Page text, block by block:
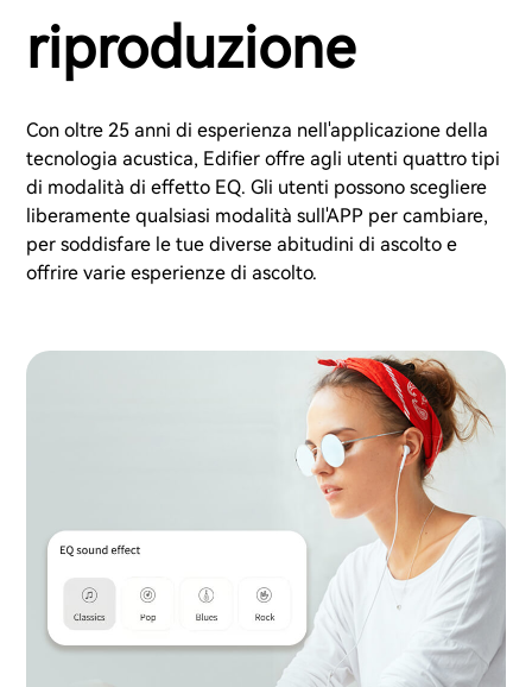
riproduzione
Con oltre 25 anni di esperienza nell'applicazione della
tecnologia acustica, Edifier offre agli utenti quattro tipi
di modalità di effetto EQ. Gli utenti possono scegliere
liberamente qualsiasi modalità sull'APP per cambiare,
per soddisfare le tue diverse abitudini di ascolto e
offrire varie esperienze di ascolto.